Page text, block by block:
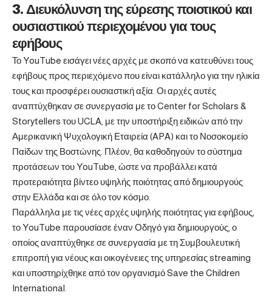
3. Διευκόλυνση της εύρεσης ποιοτικού και
ουσιαστικού περιεχομένου για τους
εφήβους
Το YouTube εισάγει νέες αρχές με σκοπό να κατευθύνει τους
εφήβους προς περιεχόμενο που είναι κατάλληλο για την ηλικία
τους και προσφέρει ουσιαστική αξία. Οι αρχές αυτές
αναπτύχθηκαν σε συνεργασία με το Center for Scholars &
Storytellers του UCLA, με την υποστήριξη ειδικών από την
Αμερικανική Ψυχολογική Εταιρεία (APA) και το Νοσοκομείο
Παίδων της Βοστώνης. Πλέον, θα καθοδηγούν το σύστημα
προτάσεων του YouTube, ώστε να προβάλλει κατά
προτεραιότητα βίντεο υψηλής ποιότητας από δημιουργούς
στην Ελλάδα και σε όλο τον κόσμο.
Παράλληλα με τις νέες αρχές υψηλής ποιότητας για εφήβους,
το YouTube παρουσίασε έναν Οδηγό για δημιουργούς, ο
οποίος αναπτύχθηκε σε συνεργασία με τη Συμβουλευτική
επιτροπή για νέους και οικογένειες της υπηρεσίας streaming
και υποστηρίχθηκε από τον οργανισμό Save the Children
International.